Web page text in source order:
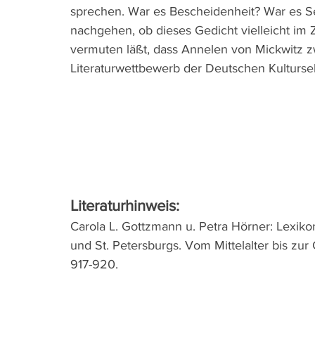
sprechen. War es Bescheidenheit? War es
nachgehen, ob dieses Gedicht vielleicht
vermuten läßt, dass Annelen von Mickwitz
Literaturwettbewerb der Deutschen
Literaturhinweis:
Carola L. Gottzmann u. Petra Hörner:
und St. Petersburgs. Vom Mittelalter bis
917-920.